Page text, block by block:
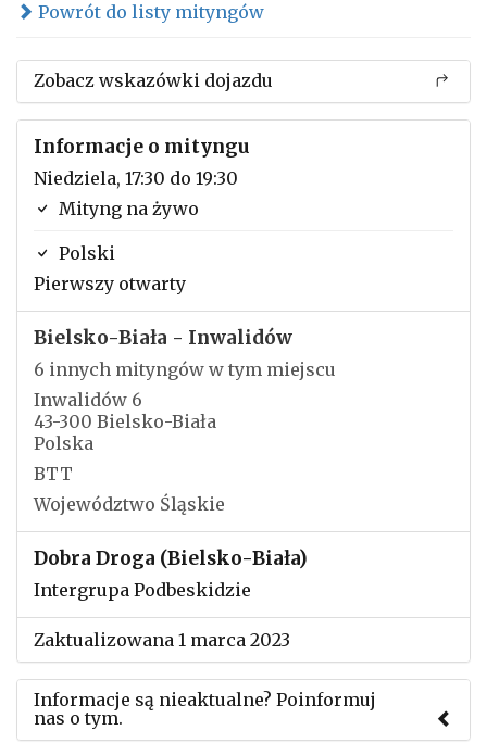
Powrót do listy mityngów
Zobacz wskazówki dojazdu
Informacje o mityngu
Niedziela, 17:30 do 19:30
Mityng na żywo
Polski
Pierwszy otwarty
Bielsko-Biała - Inwalidów
6 innych mityngów w tym miejscu
Inwalidów 6
43-300 Bielsko-Biała
Polska
BTT
Województwo Śląskie
Dobra Droga (Bielsko-Biała)
Intergrupa Podbeskidzie
Zaktualizowana 1 marca 2023
Informacje są nieaktualne? Poinformuj
nas o tym.